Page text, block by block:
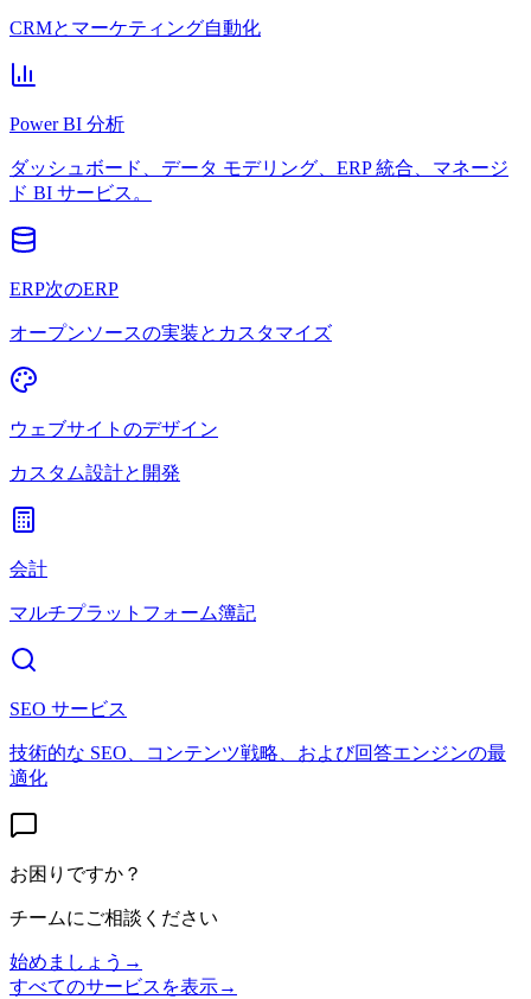
CRMとマーケティング自動化
Power BI 分析
ダッシュボード、データ モデリング、ERP 統合、マネージ
ド BI サービス。
ERP次のERP
オープンソースの実装とカスタマイズ
ウェブサイトのデザイン
カスタム設計と開発
会計
マルチプラットフォーム簿記
SEO サービス
技術的な SEO、コンテンツ戦略、および回答エンジンの最
適化
お困りですか？
チームにご相談ください
始めましょう →
すべてのサービスを表示→